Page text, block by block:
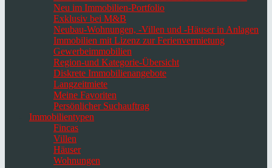
Neu im Immobilien-Portfolio
Exklusiv bei M&B
Neubau-Wohnungen, -Villen und -Häuser in Anlagen
Immobilien mit Lizenz zur Ferienvermietung
Gewerbeimmobilien
Region-und Kategorie-Übersicht
Diskrete Immobilienangebote
Langzeitmiete
Meine Favoriten
Persönlicher Suchauftrag
Immobilientypen
Fincas
Villen
Häuser
Wohnungen